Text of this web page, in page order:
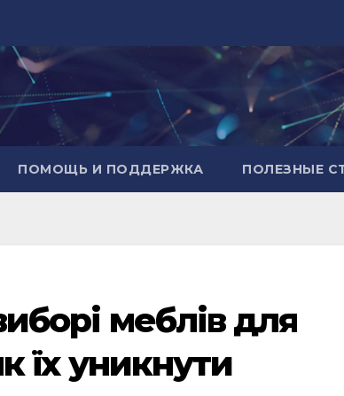
ПОМОЩЬ И ПОДДЕРЖКА ПОЛЕЗНЫЕ
меблів для
їх уникнути